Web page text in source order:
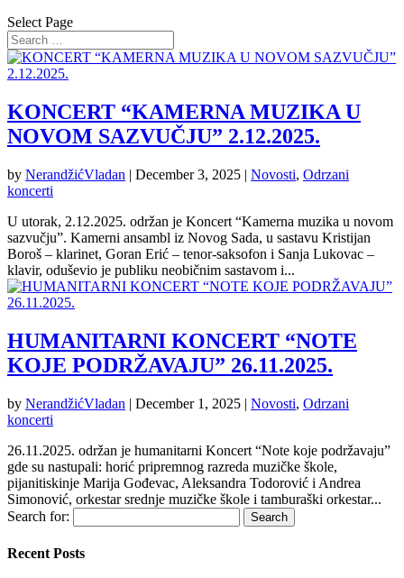
Select Page
KONCERT “KAMERNA MUZIKA U
NOVOM SAZVUČJU” 2.12.2025.
by NerandžićVladan | December 3, 2025 | Novosti, Odrzani
koncerti
U utorak, 2.12.2025. održan je Koncert “Kamerna muzika u novom
sazvučju”. Kamerni ansambl iz Novog Sada, u sastavu Kristijan
Boroš – klarinet, Goran Erić – tenor-saksofon i Sanja Lukovac –
klavir, oduševio je publiku neobičnim sastavom i...
HUMANITARNI KONCERT “NOTE
KOJE PODRŽAVAJU” 26.11.2025.
by NerandžićVladan | December 1, 2025 | Novosti, Odrzani
koncerti
26.11.2025. održan je humanitarni Koncert “Note koje podržavaju”
gde su nastupali: horić pripremnog razreda muzičke škole,
pijanitiskinje Marija Gođevac, Aleksandra Todorović i Andrea
Simonović, orkestar srednje muzičke škole i tamburaški orkestar...
Search for:
Recent Posts